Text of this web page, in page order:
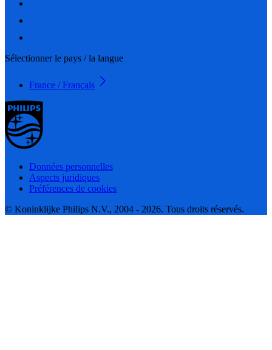
Sélectionner le pays / la langue
France / Français
Données personnelles
Aspects juridiques
Préférences de cookies
© Koninklijke Philips N.V., 2004 - 2026. Tous droits réservés.